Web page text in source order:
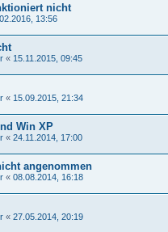
nicht
13:56
« 15.11.2015, 09:45
« 15.09.2015, 21:34
Win XP
« 24.11.2014, 17:00
angenommen
« 08.08.2014, 16:18
« 27.05.2014, 20:19